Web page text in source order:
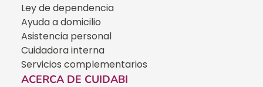
Ley de dependencia
Ayuda a domicilio
Asistencia personal
Cuidadora interna
Servicios complementarios
ACERCA DE CUIDABI